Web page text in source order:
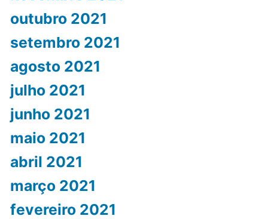
outubro 2021
setembro 2021
agosto 2021
julho 2021
junho 2021
maio 2021
abril 2021
março 2021
fevereiro 2021